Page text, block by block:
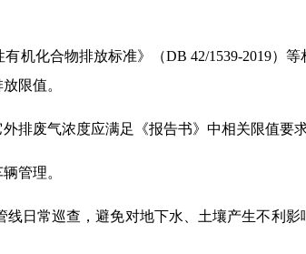
机化合物排放标准》（DB 42/1539-2019）
限值。
排废气浓度应满足《报告书》中相关限值要求
管理。
日常巡查，避免对地下水、土壤产生不利